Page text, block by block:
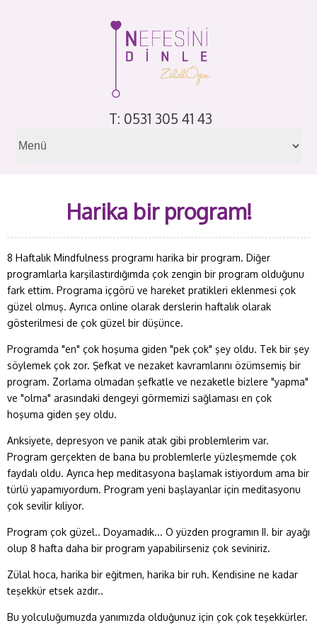
T: 0531 305 41 43
Harika bir program!
8 Haftalık Mindfulness programı harika bir program. Diğer
programlarla karşilastırdığımda çok zengin bir program olduğunu
fark ettim. Programa içgörü ve hareket pratikleri eklenmesi çok
güzel olmuş. Ayrıca online olarak derslerin haftalık olarak
gösterilmesi de çok güzel bir düşünce.
Programda "en" çok hoşuma giden "pek çok" şey oldu. Tek bir şey
söylemek çok zor. Şefkat ve nezaket kavramlarını özümsemiş bir
program. Zorlama olmadan şefkatle ve nezaketle bizlere "yapma"
ve "olma" arasındaki dengeyi görmemizi sağlaması en çok
hoşuma giden şey oldu.
Anksiyete, depresyon ve panik atak gibi problemlerim var.
Program gerçekten de bana bu problemlerle yüzleşmemde çok
faydalı oldu. Ayrıca hep meditasyona başlamak istiyordum ama bir
türlü yapamıyordum. Program yeni başlayanlar için meditasyonu
çok sevilir kıliyor.
Program çok güzel.. Doyamadık... O yüzden programın II. bir ayağı
olup 8 hafta daha bir program yapabilirseniz çok seviniriz.
Zülal hoca, harika bir eğitmen, harika bir ruh. Kendisine ne kadar
teşekkür etsek azdır..
Bu yolculuğumuzda yanımızda olduğunuz için çok çok teşekkürler.